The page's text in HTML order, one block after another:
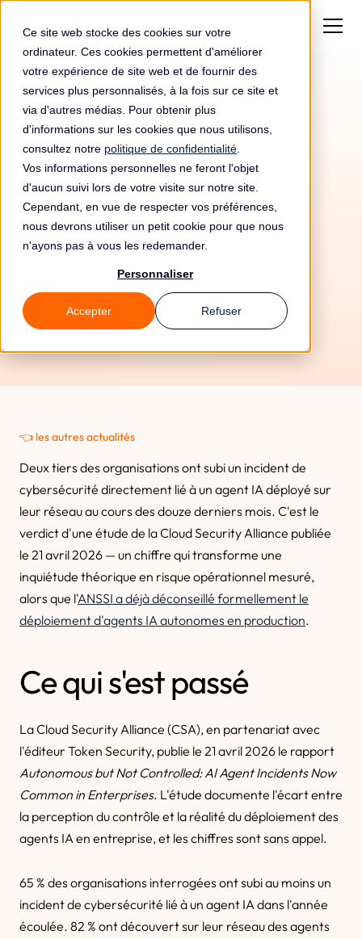
Ce site web stocke des cookies sur votre
ordinateur. Ces cookies permettent d'améliorer
votre expérience de site web et de fournir des
services plus personnalisés, à la fois sur ce site et
via d'autres médias. Pour obtenir plus
d'informations sur les cookies que nous utilisons,
consultez notre politique de confidentialité
Vos informations personnelles ne feront l'objet
d'aucun suivi lors de votre visite sur notre site.
Cependant, en vue de respecter vos préférences,
nous devrons utiliser un petit cookie pour que nous
n'ayons pas à vous les redemander.
Personnaliser
Accepter Refuser
10/5/26
👈 les autres actualités
Deux tiers des organisations ont subi un incident de
cybersécurité directement lié à un agent IA déployé sur
leur réseau au cours des douze derniers mois. C'est le
verdict d'une étude de la Cloud Security Alliance publiée
le 21 avril 2026 — un chiffre qui transforme une
inquiétude théorique en risque opérationnel mesuré,
alors que l'ANSSI a déjà déconseillé formellement le
déploiement d'agents IA autonomes en production.
Ce qui s'est passé
La Cloud Security Alliance (CSA), en partenariat avec
l'éditeur Token Security, publie le 21 avril 2026 le rapport
Autonomous but Not Controlled: AI Agent Incidents Now
Common in Enterprises. L'étude documente l'écart entre
la perception du contrôle et la réalité du déploiement des
agents IA en entreprise, et les chiffres sont sans appel.
65 % des organisations interrogées ont subi au moins un
incident de cybersécurité lié à un agent IA dans l'année
écoulée. 82 % ont découvert sur leur réseau des agents